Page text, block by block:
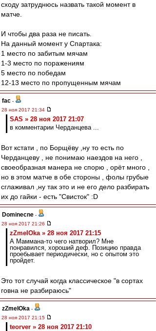
сходу затруднюсь назвать такой момент в
матче.
И чтобы два раза не писать.
На данный момент у Спартака:
1 место по забитым мячам
1-3 место по поражениям
5 место по победам
12-13 место по пропущенным мячам
fac -
28 ноя 2017 21:34
SAS » 28 ноя 2017 21:07
в комментарии Черданцева ...
Вот кстати , по Борщёву ,ну то есть по
Черданцеву , не понимаю наездов на него ,
своеобразная манера не спорю , орёт много ,
но в этом матче в обе стороны , фолы грубые
сглаживал ,ну так это и не его дело разбирать
их до гайки - есть "Свисток" :D
Dominecne -
28 ноя 2017 21:26
zZmeIOka » 28 ноя 2017 21:15
А Маммана-то чего натворил? Мне
понравился, хороший деф. Позицию правда
проебывает периодически, но с опытом это
пройдет.
Это тот случай когда классическое "в сортах
говна не разбираюсь"
zZmeIOka -
28 ноя 2017 21:15
teorver » 28 ноя 2017 21:10